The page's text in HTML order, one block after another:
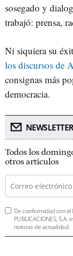
sosegado y
trabajó: prensa,
Ni siquiera su
los discursos de
consignas más
democracia.
Todos los
otros artículos
De conformidad con el
PUBLICACIONES,
noticias de actualidad.